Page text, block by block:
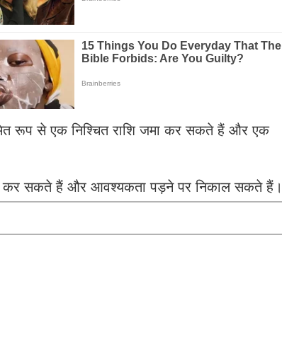
रूप से एक निश्चित राशि जमा कर सकते हैं और एक
कर सकते हैं और आवश्यकता पड़ने पर निकाल सकते हैं।